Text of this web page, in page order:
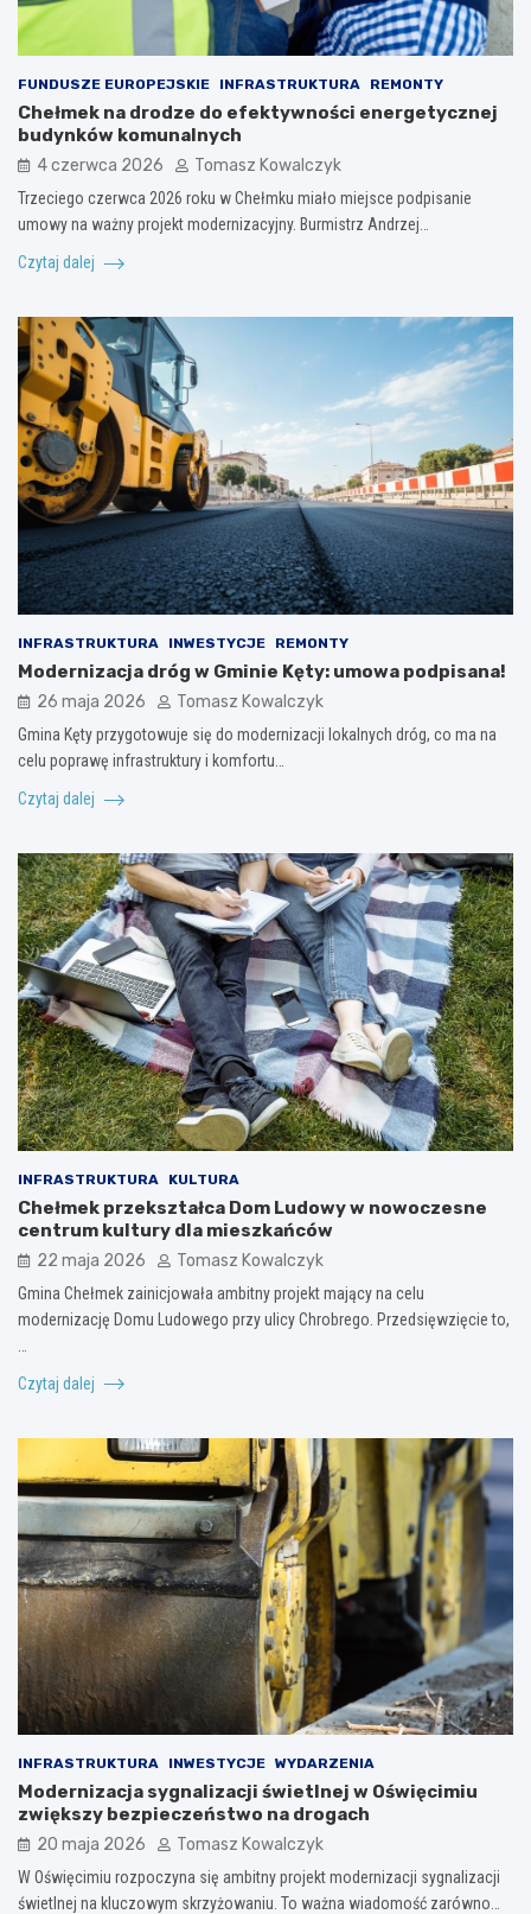
FUNDUSZE EUROPEJSKIE INFRASTRUKTURA REMONTY
Chełmek na drodze do efektywności energetycznej
budynków komunalnych
4 czerwca 2026 Tomasz Kowalczyk
Trzeciego czerwca 2026 roku w Chełmku miało miejsce podpisanie
umowy na ważny projekt modernizacyjny. Burmistrz Andrzej…
Czytaj dalej
INFRASTRUKTURA INWESTYCJE REMONTY
Modernizacja dróg w Gminie Kęty: umowa podpisana!
26 maja 2026 Tomasz Kowalczyk
Gmina Kęty przygotowuje się do modernizacji lokalnych dróg, co ma na
celu poprawę infrastruktury i komfortu…
Czytaj dalej
INFRASTRUKTURA KULTURA
Chełmek przekształca Dom Ludowy w nowoczesne
centrum kultury dla mieszkańców
22 maja 2026 Tomasz Kowalczyk
Gmina Chełmek zainicjowała ambitny projekt mający na celu
modernizację Domu Ludowego przy ulicy Chrobrego. Przedsięwzięcie to,
Czytaj dalej
INFRASTRUKTURA INWESTYCJE WYDARZENIA
Modernizacja sygnalizacji świetlnej w Oświęcimiu
zwiększy bezpieczeństwo na drogach
20 maja 2026 Tomasz Kowalczyk
W Oświęcimiu rozpoczyna się ambitny projekt modernizacji sygnalizacji
świetlnej na kluczowym skrzyżowaniu. To ważna wiadomość zarówno…